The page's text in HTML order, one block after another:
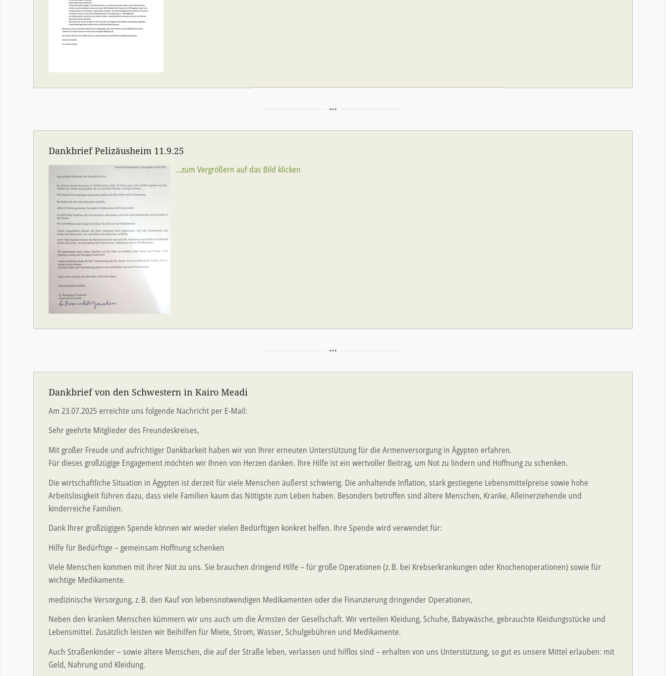
Dankbrief Pelizäusheim 11.9.25
…zum Vergrößern auf das Bild klicken
Dankbrief von den Schwestern in Kairo Meadi
Am 23.07.2025 erreichte uns folgende Nachricht per E-Mail:
Sehr geehrte Mitglieder des Freundeskreises,
Mit großer Freude und aufrichtiger Dankbarkeit haben wir von Ihrer erneuten Unterstützung für die Armenversorgung in Ägypten erfahren.
Für dieses großzügige Engagement möchten wir Ihnen von Herzen danken. Ihre Hilfe ist ein wertvoller Beitrag, um Not zu lindern und Hoffnung zu schenken.
Die wirtschaftliche Situation in Ägypten ist derzeit für viele Menschen äußerst schwierig. Die anhaltende Inflation, stark gestiegene Lebensmittelpreise sowie hohe
Arbeitslosigkeit führen dazu, dass viele Familien kaum das Nötigste zum Leben haben. Besonders betroffen sind ältere Menschen, Kranke, Alleinerziehende und
kinderreiche Familien.
Dank Ihrer großzügigen Spende können wir wieder vielen Bedürftigen konkret helfen. Ihre Spende wird verwendet für:
Hilfe für Bedürftige – gemeinsam Hoffnung schenken
Viele Menschen kommen mit ihrer Not zu uns. Sie brauchen dringend Hilfe – für große Operationen (z. B. bei Krebserkrankungen oder Knochenoperationen) sowie für
wichtige Medikamente.
medizinische Versorgung, z. B. den Kauf von lebensnotwendigen Medikamenten oder die Finanzierung dringender Operationen,
Neben den kranken Menschen kümmern wir uns auch um die Ärmsten der Gesellschaft. Wir verteilen Kleidung, Schuhe, Babywäsche, gebrauchte Kleidungsstücke und
Lebensmittel. Zusätzlich leisten wir Beihilfen für Miete, Strom, Wasser, Schulgebühren und Medikamente.
Auch Straßenkinder – sowie ältere Menschen, die auf der Straße leben, verlassen und hilflos sind – erhalten von uns Unterstützung, so gut es unsere Mittel erlauben: mit
Geld, Nahrung und Kleidung.